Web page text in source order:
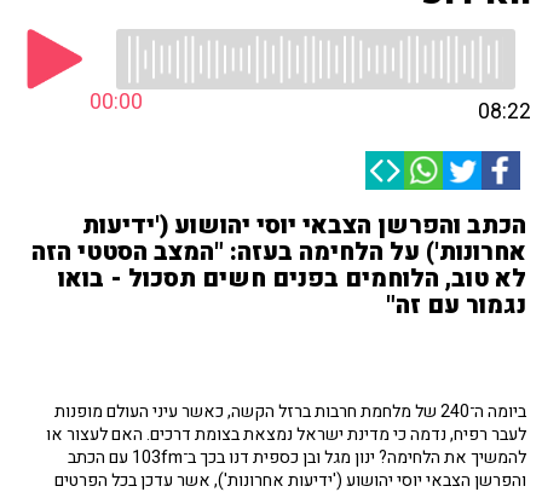
00:00 08:22
הכתב והפרשן הצבאי יוסי יהושוע ('ידיעות
אחרונות') על הלחימה בעזה: "המצב הסטטי הזה
לא טוב, הלוחמים בפנים חשים תסכול - בואו
נגמור עם זה"
ביומה ה־240 של מלחמת חרבות ברזל הקשה, כאשר עיני העולם מופנות
לעבר רפיח, נדמה כי מדינת ישראל נמצאת בצומת דרכים. האם לעצור או
להמשיך את הלחימה? ינון מגל ובן כספית דנו בכך ב־103fm עם הכתב
והפרשן הצבאי יוסי יהושוע ('ידיעות אחרונות'), אשר עדכן בכל הפרטים